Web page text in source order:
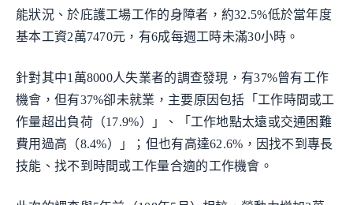
能狀況、於庇護工場工作的身障者，約32.5%低於當年度
基本工資2萬7470元，有6成每週工時未滿30小時。
針對其中1萬8000人失業者的調查發現，有37%曾有工作
機會，但有37%卻未就業，主要原因包括「工作時間或工
作量超出負荷（17.9%）」、「工作地點太遠或交通困難
費用過高（8.4%）」；但也有高達62.6%，因找不到專長
技能、找不到時間或工作量合適的工作機會。